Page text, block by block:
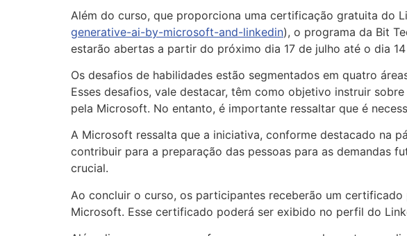
Além do curso, que proporciona uma certificação gratuita do
generative-ai-by-microsoft-and-linkedin), o programa da Bit
estarão abertas a partir do próximo dia 17 de julho até o dia
Os desafios de habilidades estão segmentados em quatro
Esses desafios, vale destacar, têm como objetivo instruir
pela Microsoft. No entanto, é importante ressaltar que é
A Microsoft ressalta que a iniciativa, conforme destacado na
contribuir para a preparação das pessoas para as demandas
crucial.
Ao concluir o curso, os participantes receberão um
Microsoft. Esse certificado poderá ser exibido no perfil do